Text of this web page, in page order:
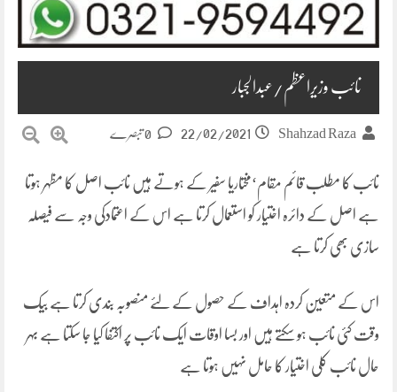
نائب وزیراعظم/عبدالجبار
Shahzad Raza
22/02/2021
نائب کا مطلب قائم مقام‘مختاریا سفیر کے ہوتے ہیں نائب اصل کا مظہر ہوتا
ہے اصل کے دائرہ اختیار کو استعمال کرتا ہے اس کے اعتمادکی وجہ سے فیصلہ
سازی بھی کرتا ہے
اس کے متعین کردہ اہداف کے حصول کے لئے منصوبہ بندی کرتا ہے بیک
وقت کئی نائب ہو سکتے ہیں اور بسا اوقات ایک نائب پر اکتفا کیا جا سکتا ہے بہر
حال نائب کلی اختیار کا حامل نہیں ہوتا ہے